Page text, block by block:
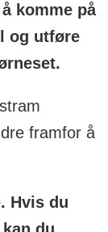
komme på
og utføre
framfor å
Hvis du